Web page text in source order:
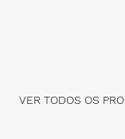
VER TODOS OS